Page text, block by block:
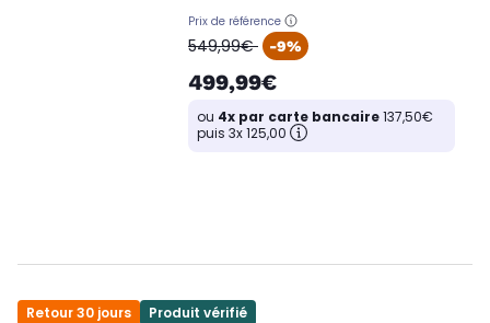
Prix de référence
oldPrice
549,99€ -9%
499,99€
ou 4x par carte bancaire137,50€
puis 3x 125,00
Retour 30 jours Produit vérifié